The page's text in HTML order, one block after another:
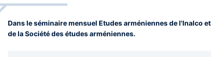
Dans le séminaire mensuel Etudes arméniennes de l'Inalco et
de la Société des études arméniennes.